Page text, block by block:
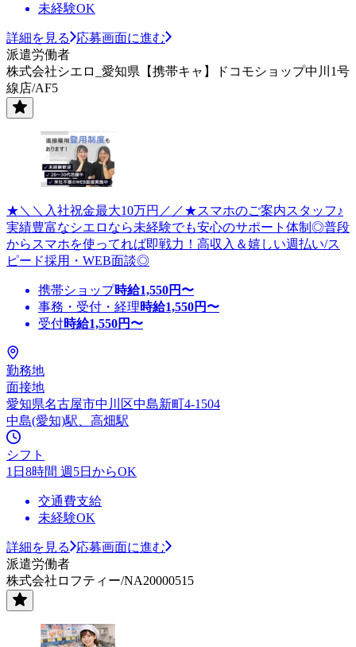
未経験OK
詳細を見る
応募画面に進む
派遣労働者
株式会社シエロ_愛知県【携帯キャ】ドコモショップ中川1号
線店/AF5
★＼＼入社祝金最大10万円／／★スマホのご案内スタッフ♪
実績豊富なシエロなら未経験でも安心のサポート体制◎普段
からスマホを使ってれば即戦力！高収入＆嬉しい週払い/ス
ピード採用・WEB面談◎
携帯ショップ時給1,550円〜
事務・受付・経理時給1,550円〜
受付時給1,550円〜
勤務地
面接地
愛知県名古屋市中川区中島新町4-1504
中島(愛知)駅、高畑駅
シフト
1日8時間 週5日からOK
交通費支給
未経験OK
詳細を見る
応募画面に進む
派遣労働者
株式会社ロフティー/NA20000515